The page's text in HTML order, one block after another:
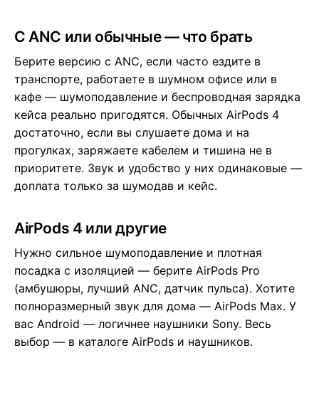
С ANC или обычные — что брать
Берите версию с ANC, если часто ездите в
транспорте, работаете в шумном офисе или в
кафе — шумоподавление и беспроводная зарядка
кейса реально пригодятся. Обычных AirPods 4
достаточно, если вы слушаете дома и на
прогулках, заряжаете кабелем и тишина не в
приоритете. Звук и удобство у них одинаковые —
доплата только за шумодав и кейс.
AirPods 4 или другие
Нужно сильное шумоподавление и плотная
посадка с изоляцией — берите AirPods Pro
(амбушюры, лучший ANC, датчик пульса). Хотите
полноразмерный звук для дома — AirPods Max. У
вас Android — логичнее наушники Sony. Весь
выбор — в каталоге AirPods и наушников.